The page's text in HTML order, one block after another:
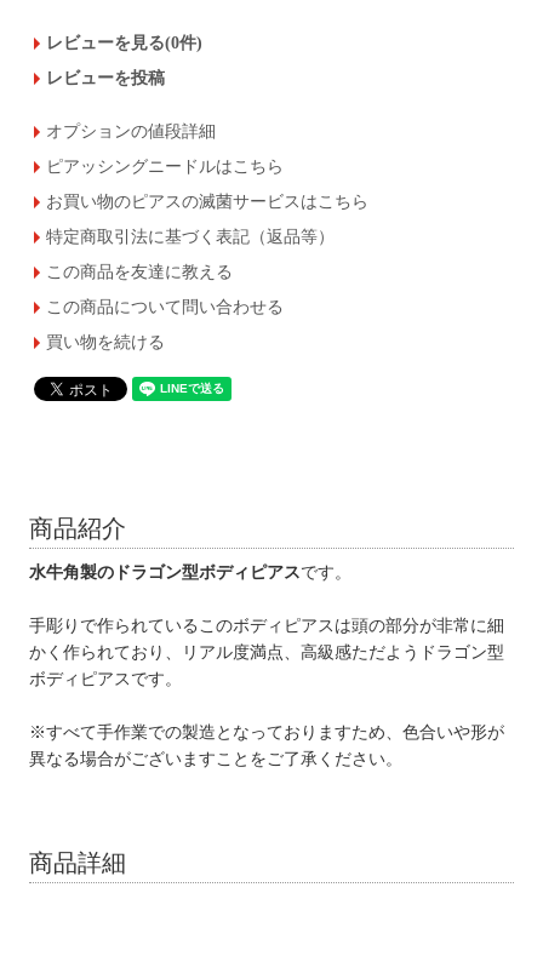
レビューを見る(0件)
レビューを投稿
オプションの値段詳細
ピアッシングニードルはこちら
お買い物のピアスの滅菌サービスはこちら
特定商取引法に基づく表記（返品等）
この商品を友達に教える
この商品について問い合わせる
買い物を続ける
商品紹介
水牛角製のドラゴン型ボディピアスです。
手彫りで作られているこのボディピアスは頭の部分が非常に細
かく作られており、リアル度満点、高級感ただようドラゴン型
ボディピアスです。
※すべて手作業での製造となっておりますため、色合いや形が
異なる場合がございますことをご了承ください。
商品詳細